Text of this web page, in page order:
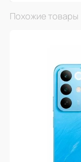
Похожие товары